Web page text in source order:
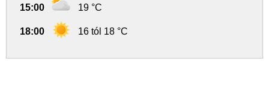
15:00 19 °C
18:00 16 tól 18 °C